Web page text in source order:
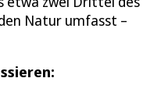
Natur umfasst –